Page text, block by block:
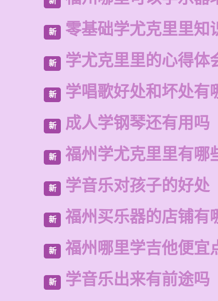
新 零基础学尤克里里知
新 学尤克里里的心得体
新 学唱歌好处和坏处有
新 成人学钢琴还有用吗
新 福州学尤克里里有哪
新 学音乐对孩子的好处
新 福州买乐器的店铺有
新 福州哪里学吉他便宜
新 学音乐出来有前途吗